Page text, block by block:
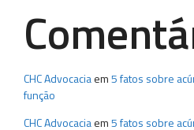
CHC Advocaciaem5 fatos sobre
função
CHC Advocaciaem5 fatos sobre